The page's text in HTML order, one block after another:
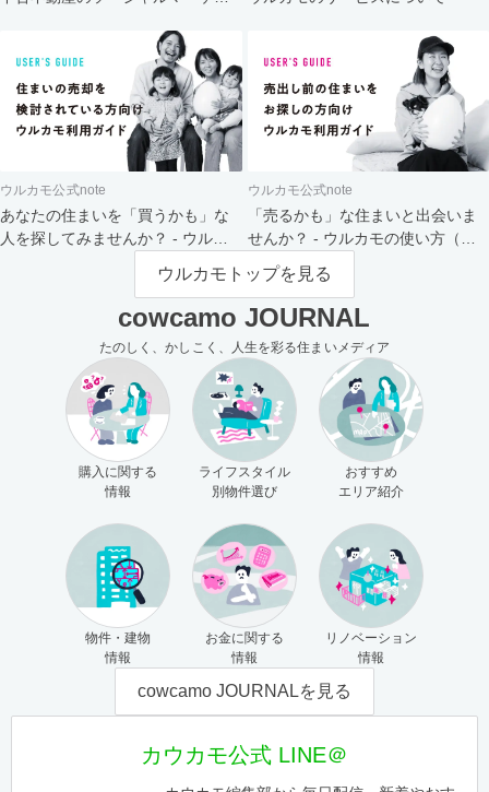
ウルカモ公式note
あなたの住まいを「買うかも」な
人を探してみませんか？ - ウルカ
ウルカモ公式note
「売るかも」な住まいと出会いま
せんか？ - ウルカモの使い方（買
主さま向け）
ウルカモトップを見る
cowcamo JOURNAL
たのしく、かしこく、人生を彩る住まいメディア
購入に関する
情報
ライフスタイル
別物件選び
おすすめ
エリア紹介
物件・建物
情報
お金に関する
情報
リノベーション
情報
cowcamo JOURNALを見る
カウカモ公式 LINE＠